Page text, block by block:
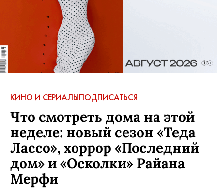
КИНО И СЕРИАЛЫПОДПИСАТЬСЯ
Что смотреть дома на этой
неделе: новый сезон «Теда
Лассо», хоррор «Последний
дом» и «Осколки» Райана
Мерфи